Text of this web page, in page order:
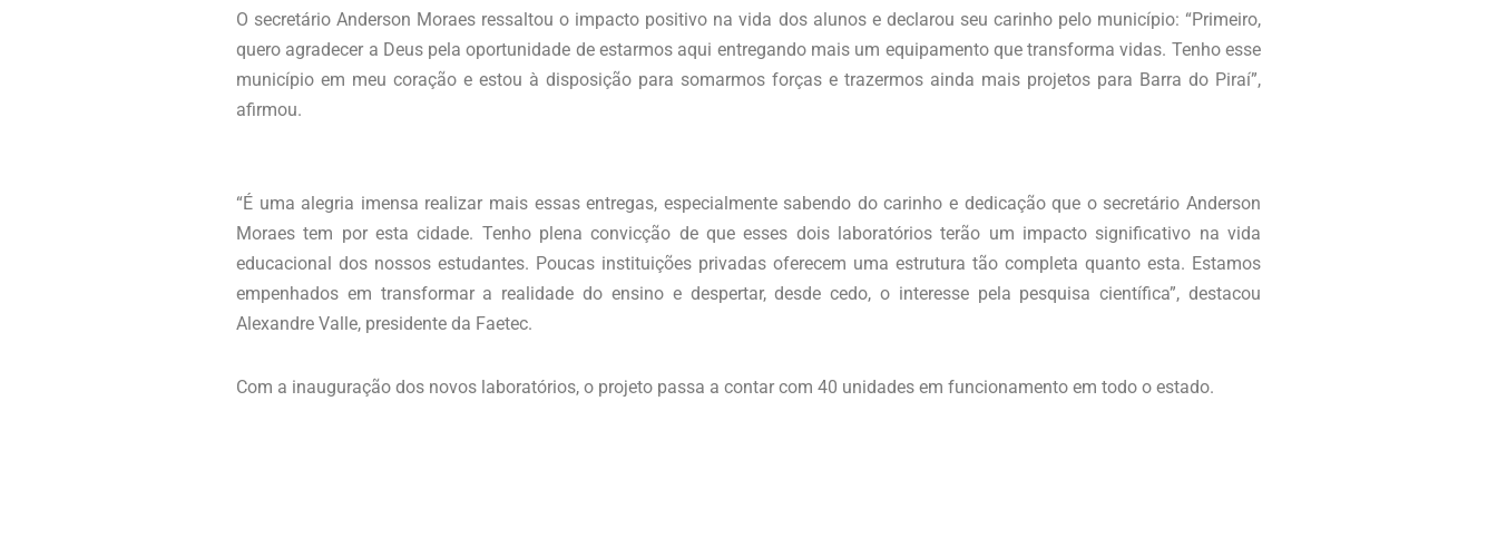
O secretário Anderson Moraes ressaltou o impacto positivo na vida dos alunos e declarou seu carinho pelo município: “Primeiro,
quero agradecer a Deus pela oportunidade de estarmos aqui entregando mais um equipamento que transforma vidas. Tenho esse
município em meu coração e estou à disposição para somarmos forças e trazermos ainda mais projetos para Barra do Piraí”,
afirmou.
“É uma alegria imensa realizar mais essas entregas, especialmente sabendo do carinho e dedicação que o secretário Anderson
Moraes tem por esta cidade. Tenho plena convicção de que esses dois laboratórios terão um impacto significativo na vida
educacional dos nossos estudantes. Poucas instituições privadas oferecem uma estrutura tão completa quanto esta. Estamos
empenhados em transformar a realidade do ensino e despertar, desde cedo, o interesse pela pesquisa científica”, destacou
Alexandre Valle, presidente da Faetec.
Com a inauguração dos novos laboratórios, o projeto passa a contar com 40 unidades em funcionamento em todo o estado.